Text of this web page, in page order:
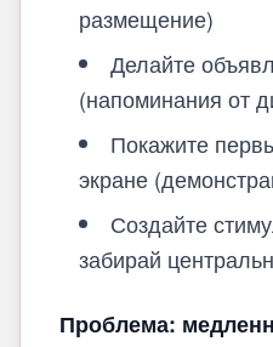
размещение)
Делайте
(напоминания от
Покажите
экране
Создайте
забирай
Проблема: